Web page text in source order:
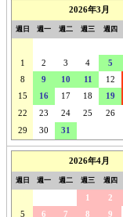
2026年3月
週日 週一 週二 週三 週四
1
2 3 4 5
8
9 10 11 12
15
16 17 18 19
22
23 24 25 26
29
30 31
2026年4月
週日 週一 週二 週三 週四
1 2
5
6 7 8 9